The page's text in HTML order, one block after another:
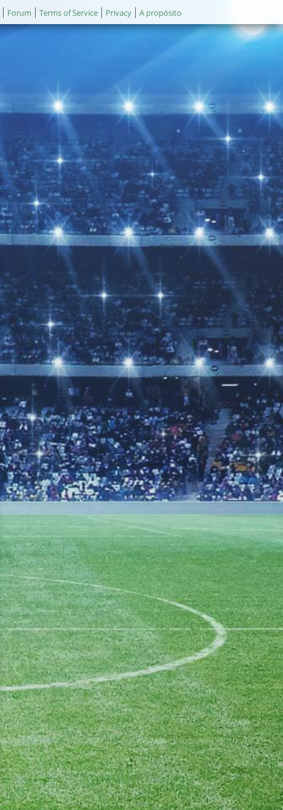
Forum Terms of Service Privacy A propósito